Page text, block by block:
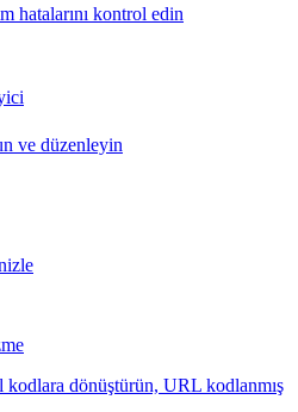
hatalarını kontrol edin
ve düzenleyin
dönüştürün, URL kodlanmış